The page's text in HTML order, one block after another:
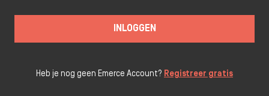
INLOGGEN
Heb je nog geen Emerce Account? Registreer gratis